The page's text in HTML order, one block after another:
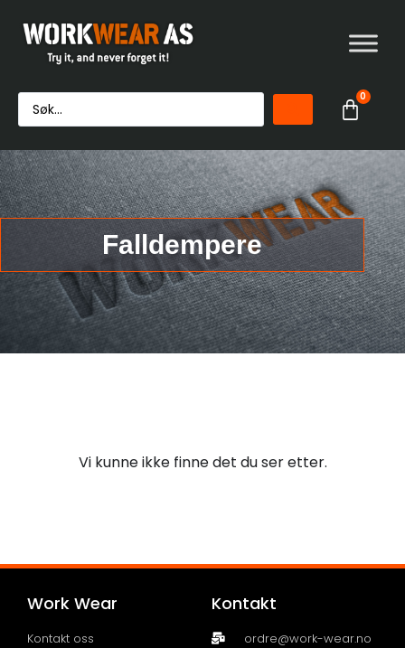
0
Falldempere
Vi kunne ikke finne det du ser etter.
Work Wear
Kontakt oss
Kontakt
ordre@work-wear.no